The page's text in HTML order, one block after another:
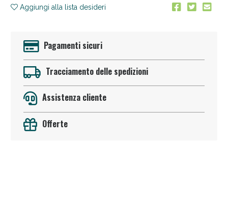
Aggiungi alla lista desideri
Pagamenti sicuri
Tracciamento delle spedizioni
Assistenza cliente
Offerte
Anticellulite e Fanghi: Sconto fino al 40% valido
oggi!